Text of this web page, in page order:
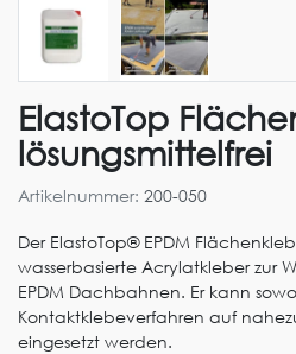
ElastoTop
lösungsmittelfrei
Artikelnummer: 200-050
Der ElastoTop® EPDM
wasserbasierte Acrylatkleber zur
EPDM Dachbahnen. Er kann
Kontaktklebeverfahren auf
eingesetzt werden.